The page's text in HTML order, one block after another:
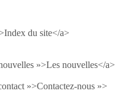
du site</a>
»>Les nouvelles</a>
»>Contactez-nous »>